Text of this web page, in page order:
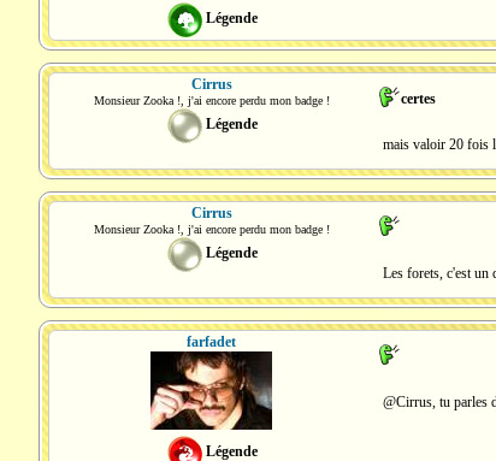
Légende
Cirrus
Monsieur Zooka !, j'ai encore perdu mon badge !
Légende
certes
mais valoir 20 fois
Cirrus
Monsieur Zooka !, j'ai encore perdu mon badge !
Légende
Les forets, c'est un
farfadet
Légende
@Cirrus, tu parles